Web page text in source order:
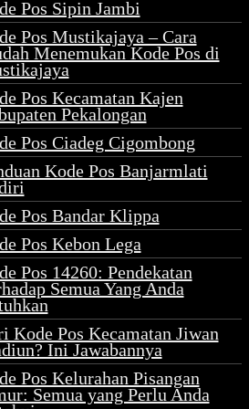
Pos Sipin Jambi
Pos Mustikajaya – Cara
Menemukan Kode Pos di
Pos Kecamatan Kajen
Pekalongan
Pos Ciadeg Cigombong
Kode Pos Banjarmlati
Pos Bandar Klippa
Pos Kebon Lega
Pos 14260: Pendekatan
Semua Yang Anda
Kode Pos Kecamatan Jiwan
Ini Jawabannya
Pos Kelurahan Pisangan
Semua yang Perlu Anda